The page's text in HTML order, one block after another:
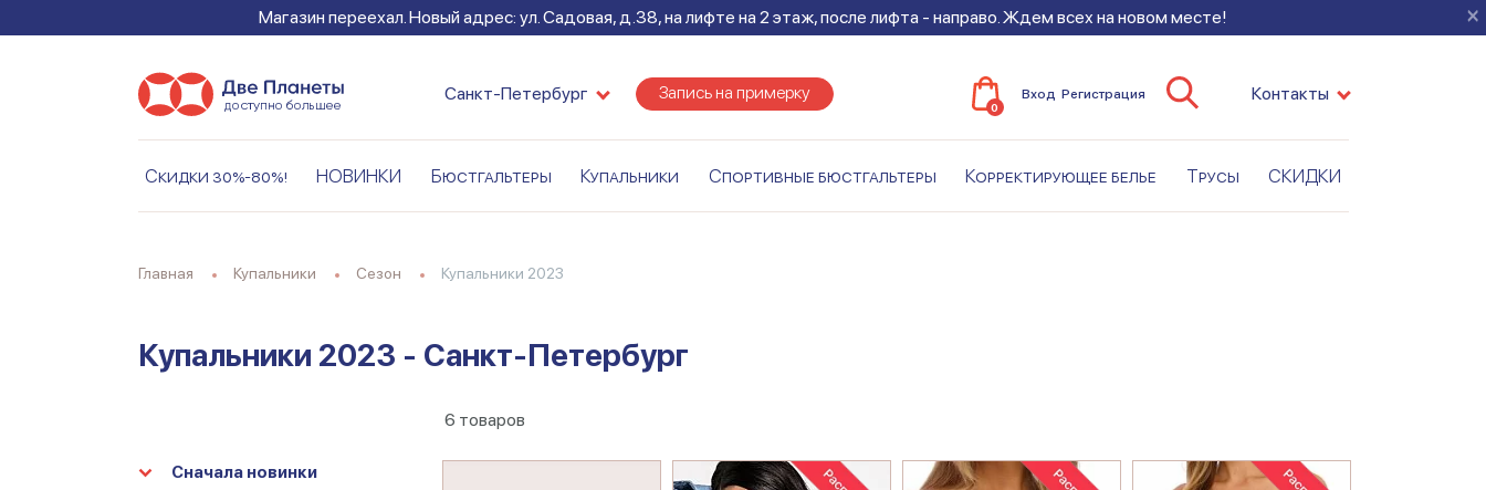
×
Магазин переехал. Новый адрес: ул. Садовая, д.38, на лифте на 2 этаж, после лифта - направо. Ждем всех на новом месте!
Санкт-Петербург Запись на примерку
0
Вход Регистрация Контакты
Скидки 30%-80%! НОВИНКИ Бюстгальтеры Купальники Спортивные бюстгальтеры Корректирующее белье Трусы СКИДКИ
Главная Купальники Сезон Купальники 2023
Купальники 2023 - Санкт-Петербург
Сначала новинки
6 товаров